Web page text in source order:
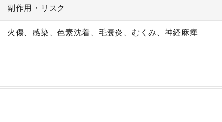
副作用・リスク
火傷、感染、色素沈着、毛嚢炎、むくみ、神経麻痺